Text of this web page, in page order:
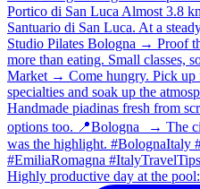
Highly productive day at the